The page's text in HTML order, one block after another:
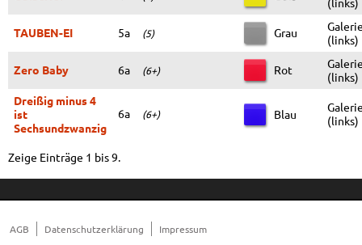
TAUBEN-EI 5a (5) Grau
(links)
Zero Baby 6a (6+) Rot
(links)
Dreißig minus 4
ist
Sechsundzwanzig
6a (6+) Blau
(links)
Zeige Einträge 1 bis 9.
AGB Datenschutzerklärung
Impressum